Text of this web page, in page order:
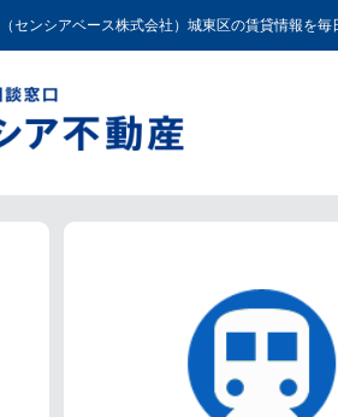
センシアベース株式会社）城東区の賃貸情報を毎